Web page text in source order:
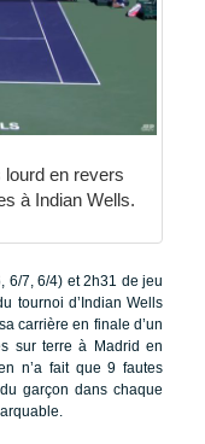
en revers
à Indian Wells.
6/7, 6/4) et 2h31 de jeu
tournoi d’Indian Wells
carrière en finale d’un
sur terre à Madrid en
n’a fait que 9 fautes
garçon dans chaque